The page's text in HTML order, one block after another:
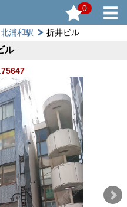
0
北浦和駅 折井ビル
ル
75647